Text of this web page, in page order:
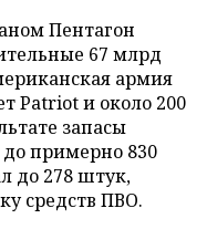
Пентагон
67 млрд
армия
Patriot и около 200
запасы
до примерно 830
до 278 штук,
средств ПВО.